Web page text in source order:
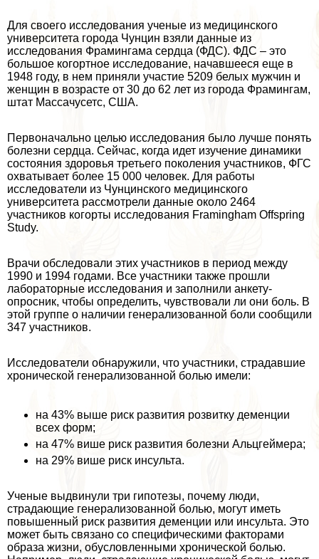
Для своего исследования ученые из медицинского
университета города Чунцин взяли данные из
исследования Фрамингама сердца (ФДС). ФДС – это
большое когортное исследование, начавшееся еще в
1948 году, в нем приняли участие 5209 белых мужчин и
женщин в возрасте от 30 до 62 лет из города Фрамингам,
штат Массачусетс, США.
Первоначально целью исследования было лучше понять
болезни сердца. Сейчас, когда идет изучение динамики
состояния здоровья третьего поколения участников, ФГС
охватывает более 15 000 человек. Для работы
исследователи из Чунцинского медицинского
университета рассмотрели данные около 2464
участников когорты исследования Framingham Offspring
Study.
Врачи обследовали этих участников в период между
1990 и 1994 годами. Все участники также прошли
лабораторные исследования и заполнили анкету-
опросник, чтобы определить, чувствовали ли они боль. В
этой группе о наличии генерализованной боли сообщили
347 участников.
Исследователи обнаружили, что участники, страдавшие
хронической генерализованной болью имели:
на 43% выше риск развития розвитку деменции
всех форм;
на 47% више риск развития болезни Альцгeймера;
на 29% више риск инсульта.
Ученые выдвинули три гипотезы, почему люди,
страдающие генерализованной болью, могут иметь
повышенный риск развития деменции или инсульта. Это
может быть связано со специфическими факторами
образа жизни, обусловленными хронической болью.